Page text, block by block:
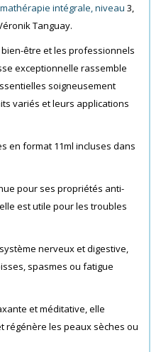
intégrale, niveau 3,
Tanguay.
être et les professionnels
exceptionnelle rassemble
soigneusement
variés et leurs applications
en format 11ml incluses dans
pour ses propriétés anti-
est utile pour les troubles
nerveux et digestive,
spasmes ou fatigue
et méditative, elle
régénère les peaux sèches ou